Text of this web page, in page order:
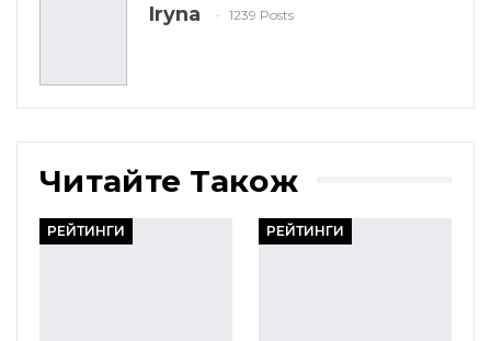
Iryna 1239 Posts
Читайте Також
РЕЙТИНГИ РЕЙТИНГИ